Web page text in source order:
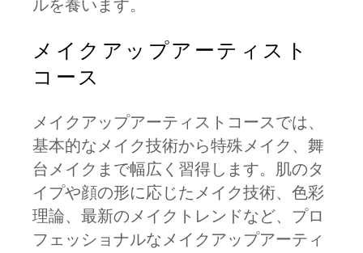
ルを養います。
メイクアップアーティスト
コース
メイクアップアーティストコースでは、
基本的なメイク技術から特殊メイク、舞
台メイクまで幅広く習得します。肌のタ
イプや顔の形に応じたメイク技術、色彩
理論、最新のメイクトレンドなど、プロ
フェッショナルなメイクアップアーティ